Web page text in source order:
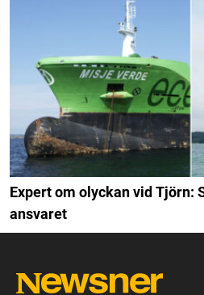
Expert om olyckan vid Tjörn:
ansvaret